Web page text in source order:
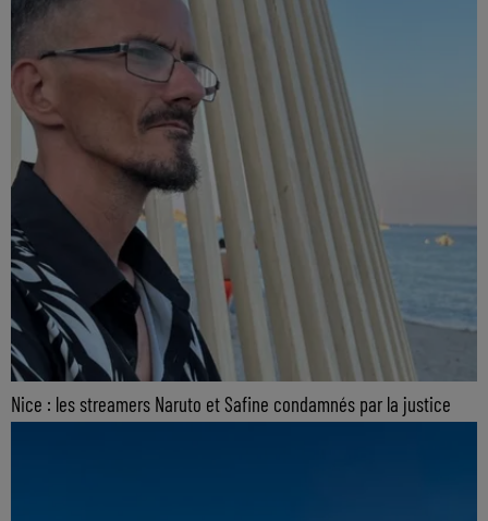
Nice : les streamers Naruto et Safine condamnés par la justice